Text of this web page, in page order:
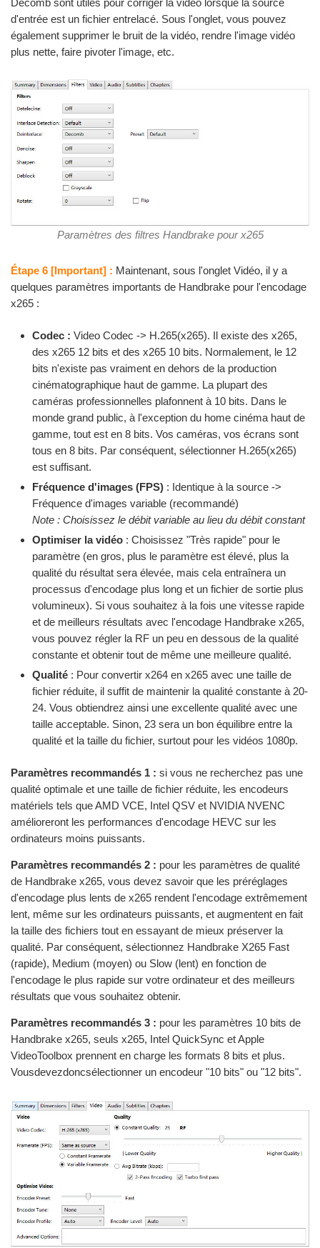
Decomb sont utiles pour corriger la vidéo lorsque la source
d'entrée est un fichier entrelacé. Sous l'onglet, vous pouvez
également supprimer le bruit de la vidéo, rendre l'image vidéo
plus nette, faire pivoter l'image, etc.
Paramètres des filtres Handbrake pour x265
Étape 6 [Important] : Maintenant, sous l'onglet Vidéo, il y a
quelques paramètres importants de Handbrake pour l'encodage
x265 :
Codec : Video Codec -> H.265(x265). Il existe des x265,
des x265 12 bits et des x265 10 bits. Normalement, le 12
bits n'existe pas vraiment en dehors de la production
cinématographique haut de gamme. La plupart des
caméras professionnelles plafonnent à 10 bits. Dans le
monde grand public, à l'exception du home cinéma haut de
gamme, tout est en 8 bits. Vos caméras, vos écrans sont
tous en 8 bits. Par conséquent, sélectionner H.265(x265)
est suffisant.
Fréquence d'images (FPS) : Identique à la source ->
Fréquence d'images variable (recommandé)
Note : Choisissez le débit variable au lieu du débit constant
Optimiser la vidéo : Choisissez "Très rapide" pour le
paramètre (en gros, plus le paramètre est élevé, plus la
qualité du résultat sera élevée, mais cela entraînera un
processus d'encodage plus long et un fichier de sortie plus
volumineux). Si vous souhaitez à la fois une vitesse rapide
et de meilleurs résultats avec l'encodage Handbrake x265,
vous pouvez régler la RF un peu en dessous de la qualité
constante et obtenir tout de même une meilleure qualité.
Qualité : Pour convertir x264 en x265 avec une taille de
fichier réduite, il suffit de maintenir la qualité constante à 20-
24. Vous obtiendrez ainsi une excellente qualité avec une
taille acceptable. Sinon, 23 sera un bon équilibre entre la
qualité et la taille du fichier, surtout pour les vidéos 1080p.
Paramètres recommandés 1 : si vous ne recherchez pas une
qualité optimale et une taille de fichier réduite, les encodeurs
matériels tels que AMD VCE, Intel QSV et NVIDIA NVENC
amélioreront les performances d'encodage HEVC sur les
ordinateurs moins puissants.
Paramètres recommandés 2 : pour les paramètres de qualité
de Handbrake x265, vous devez savoir que les préréglages
d'encodage plus lents de x265 rendent l'encodage extrêmement
lent, même sur les ordinateurs puissants, et augmentent en fait
la taille des fichiers tout en essayant de mieux préserver la
qualité. Par conséquent, sélectionnez Handbrake X265 Fast
(rapide), Medium (moyen) ou Slow (lent) en fonction de
l'encodage le plus rapide sur votre ordinateur et des meilleurs
résultats que vous souhaitez obtenir.
Paramètres recommandés 3 : pour les paramètres 10 bits de
Handbrake x265, seuls x265, Intel QuickSync et Apple
VideoToolbox prennent en charge les formats 8 bits et plus.
Vousdevezdoncsélectionner un encodeur "10 bits" ou "12 bits".